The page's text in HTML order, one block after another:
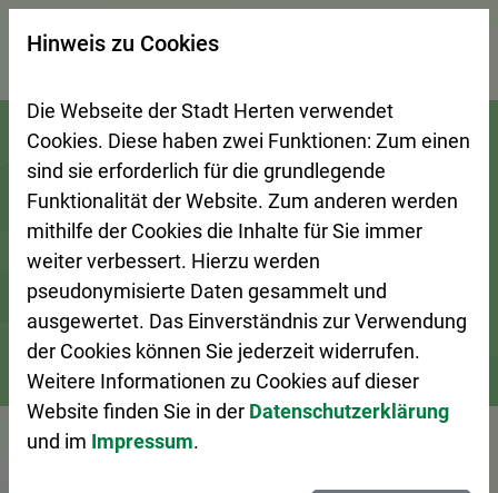
Zur Startseite (Schnelltaste 0)
Zum Seitenanfang springen (Schnelltaste A)
Zur Navigation/Menü springen (Schnelltaste M)
Zur Suche springen (Schnelltaste 8)
Zum Inhalt springen (Schnelltaste I)
Zum Fußbereich springen (Schnelltaste Z)
Bürgerservice Ansprechpersonen A–Z
Vorlesen
Suchseite mit Schnellsuche
Hinweis zu Cookies
Die Webseite der Stadt Herten verwendet
Cookies. Diese haben zwei Funktionen: Zum einen
sind sie erforderlich für die grundlegende
Funktionalität der Website. Zum anderen werden
mithilfe der Cookies die Inhalte für Sie immer
weiter verbessert. Hierzu werden
pseudonymisierte Daten gesammelt und
ausgewertet. Das Einverständnis zur Verwendung
der Cookies können Sie jederzeit widerrufen.
Weitere Informationen zu Cookies auf dieser
Website finden Sie in der Datenschutzerklärung
und im Impressum.